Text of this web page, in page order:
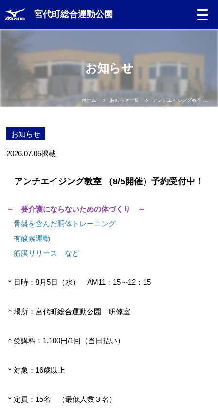
宮代町総合運動公園
宮代町公共施設予約システム
お知らせ
ホーム お知らせ一覧 アンチエイジング教室 （8/5開催）予約受付中！
お知らせ
2026.07.05掲載
アンチエイジング教室 （8/5開催）予約受付中！
～ 要介護にならないための体づくり ～
骨盤を含んだ胴体トレーニング
有酸素運動
筋膜リリース など
＊日時：8月5日（水） AM11：15～12：15
＊場所：宮代町総合運動公園 研修室
＊受講料：1,100円/1回（当日払い）
＊対象：16歳以上
＊定員：15名 （最低人数３名）